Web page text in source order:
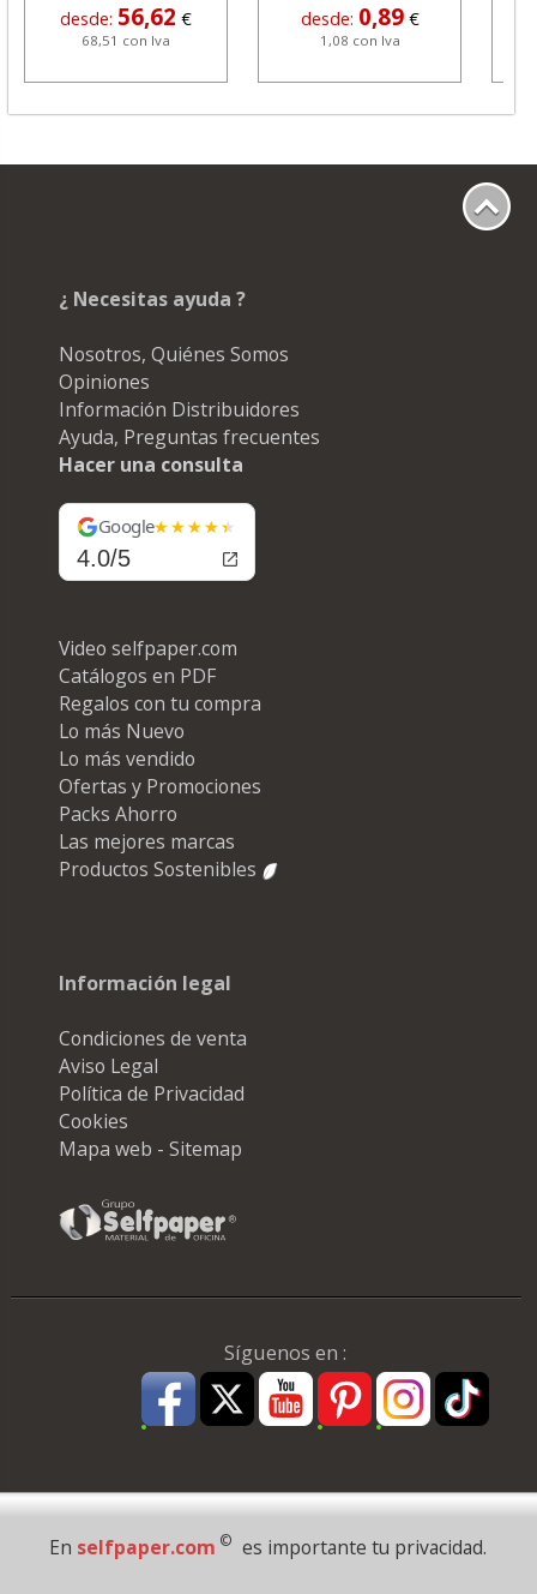
desde: 56,62 €
68,51 con Iva
desde: 0,89 €
1,08 con Iva
¿ Necesitas ayuda ?
Nosotros, Quiénes Somos
Opiniones
Información Distribuidores
Ayuda, Preguntas frecuentes
Hacer una consulta
Google
4.0/5
Video selfpaper.com
Catálogos en PDF
Regalos con tu compra
Lo más Nuevo
Lo más vendido
Ofertas y Promociones
Packs Ahorro
Las mejores marcas
Productos Sostenibles
Información legal
Condiciones de venta
Aviso Legal
Política de Privacidad
Cookies
Mapa web - Sitemap
Síguenos en :
Pago Seguro
En selfpaper.com © es importante tu privacidad.